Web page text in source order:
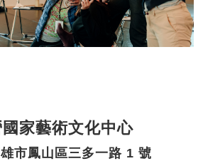
家藝術文化中心
市鳳山區三多一路 1 號